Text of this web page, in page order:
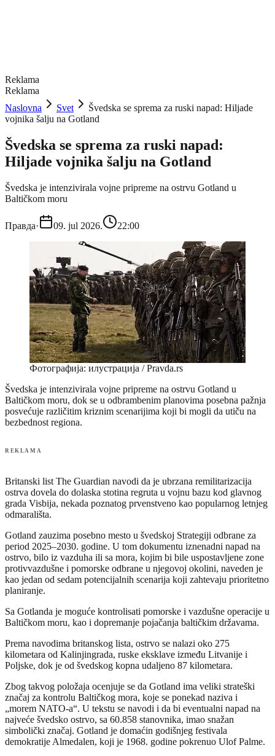
Reklama
Reklama
Naslovna
Svet
Švedska se sprema za ruski napad: Hiljade
vojnika šalju na Gotland
Švedska se sprema za ruski napad:
Hiljade vojnika šalju na Gotland
Švedska je intenzivirala vojne pripreme na ostrvu Gotland u
Baltičkom moru
Правда· 09. jul 2026. 22:00
Фотографија: илустрација / Pravda.rs
Švedska je intenzivirala vojne pripreme na ostrvu Gotland u
Baltičkom moru, dok se u odbrambenim planovima posebna pažnja
posvećuje različitim kriznim scenarijima koji bi mogli da utiču na
bezbednost regiona.
REKLAMA
Britanski list The Guardian navodi da je ubrzana remilitarizacija
ostrva dovela do dolaska stotina regruta u vojnu bazu kod glavnog
grada Visbija, nekada poznatog prvenstveno kao popularnog letnjeg
odmarališta.
Gotland zauzima posebno mesto u švedskoj Strategiji odbrane za
period 2025–2030. godine. U tom dokumentu iznenadni napad na
ostrvo, bilo iz vazduha ili sa mora, kojim bi bile uspostavljene zone
protivvazdušne i pomorske odbrane u njegovoj okolini, naveden je
kao jedan od sedam potencijalnih scenarija koji zahtevaju prioritetno
planiranje.
Sa Gotlanda je moguće kontrolisati pomorske i vazdušne operacije u
Baltičkom moru, kao i dopremanje pojačanja baltičkim državama.
Prema navodima britanskog lista, ostrvo se nalazi oko 275
kilometara od Kalinjingrada, ruske eksklave između Litvanije i
Poljske, dok je od švedskog kopna udaljeno 87 kilometara.
Zbog takvog položaja ocenjuje se da Gotland ima veliki strateški
značaj za kontrolu Baltičkog mora, koje se ponekad naziva i
„morem NATO-a“. U tekstu se navodi i da bi eventualni napad na
najveće švedsko ostrvo, sa 60.858 stanovnika, imao snažan
simbolički značaj. Gotland je domaćin godišnjeg festivala
demokratije Almedalen, koji je 1968. godine pokrenuo Ulof Palme.